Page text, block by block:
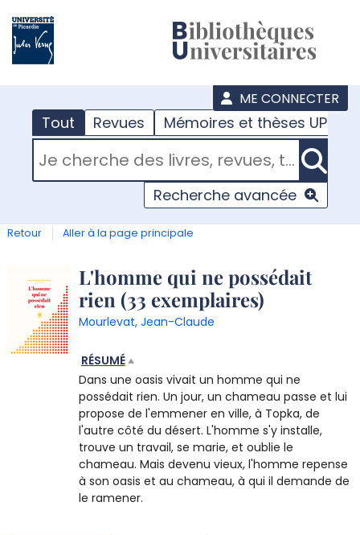
ME CONNECTER
Tout Revues Mémoires et thèses UPJV
RECHERCHER DANS "TOUT"
Recherche avancée
Retour Aller à la page principale
Détail
document
L'homme qui ne possédait
rien (33 exemplaires)
Mourlevat, Jean-Claude
RÉSUMÉ
Dans une oasis vivait un homme qui ne
possédait rien. Un jour, un chameau passe et lui
propose de l'emmener en ville, à Topka, de
l'autre côté du désert. L'homme s'y installe,
trouve un travail, se marie, et oublie le
chameau. Mais devenu vieux, l'homme repense
à son oasis et au chameau, à qui il demande de
le ramener.